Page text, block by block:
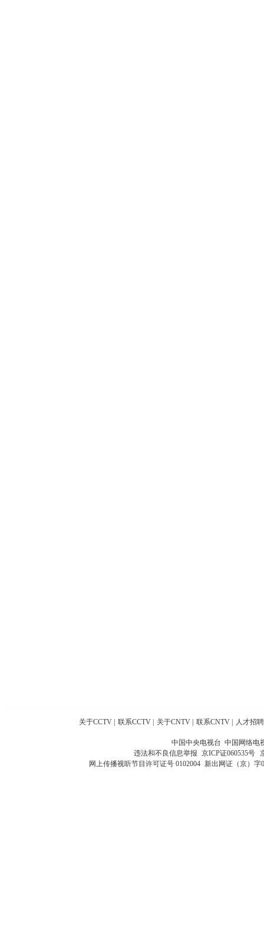
关于CCTV 联系CCTV 关于CNTV 联系CNTV 人才招聘
中国中央电视台 中国网络电
违法和不良信息举报 京ICP证060535号
网上传播视听节目许可证号 0102004 新出网证（京）